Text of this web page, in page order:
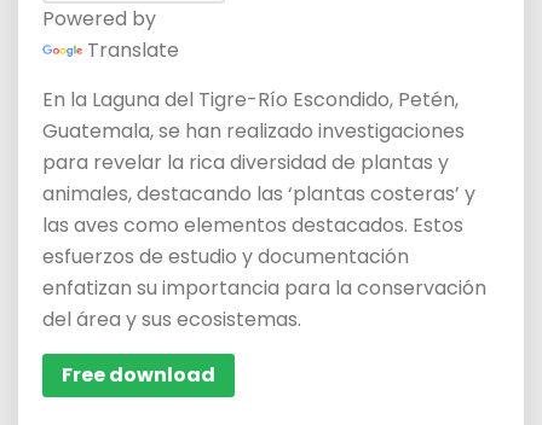
Powered by
Translate
En la Laguna del Tigre-Río Escondido, Petén,
Guatemala, se han realizado investigaciones
para revelar la rica diversidad de plantas y
animales, destacando las ‘plantas costeras’ y
las aves como elementos destacados. Estos
esfuerzos de estudio y documentación
enfatizan su importancia para la conservación
del área y sus ecosistemas.
Free download